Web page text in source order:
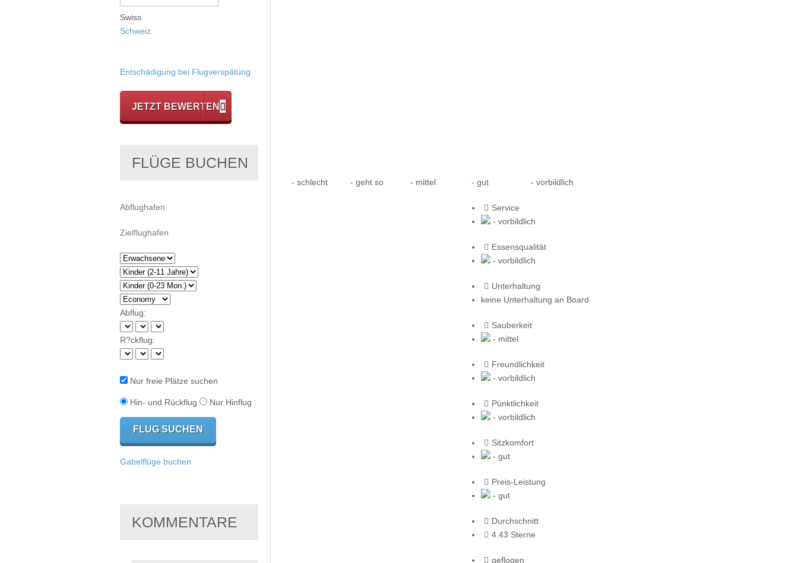
- schlecht - geht so - mittel - gut - vorbildlich
Service
- vorbildlich
Essensqualität
- vorbildlich
Unterhaltung
keine Unterhaltung an Board
Sauberkeit
- mittel
Freundlichkeit
- vorbildlich
Pünktlichkeit
- vorbildlich
Sitzkomfort
- gut
Preis-Leistung
- gut
Durchschnitt
4.43 Sterne
geflogen
Swiss
Schweiz
Entschädigung bei Flugverspätung
JETZT BEWERTEN
FLÜGE BUCHEN
Abflug:
R?ckflug:
Nur freie Plätze suchen
Hin- und Rückflug Nur Hinflug
Gabelflüge buchen
KOMMENTARE